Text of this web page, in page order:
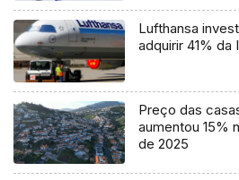
Lufthansa
adquirir 41% da
Preço das
aumentou 15%
de 2025